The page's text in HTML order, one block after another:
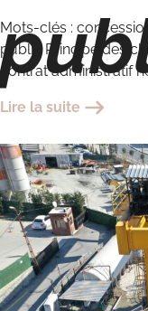
Mots-clés :
public Principe des
contrat administratif
Lire la suite